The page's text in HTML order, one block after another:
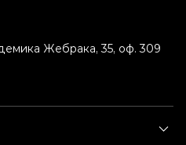
Жебрака, 35, оф. 309